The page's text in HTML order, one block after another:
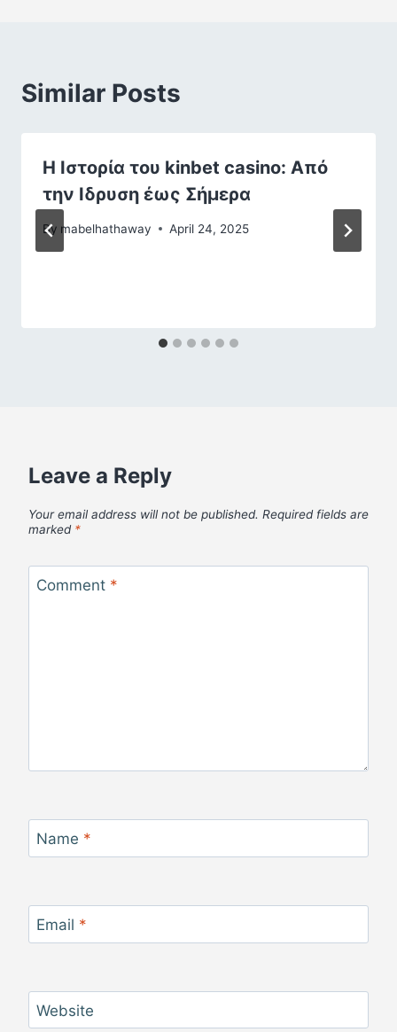
Similar Posts
Η Ιστορία του kinbet casino: Από
την Ιδρυση έως Σήμερα
By mabelhathaway April 24, 2025
Leave a Reply
Your email address will not be published. Required fields are
marked *
Comment *
Name *
Email *
Website